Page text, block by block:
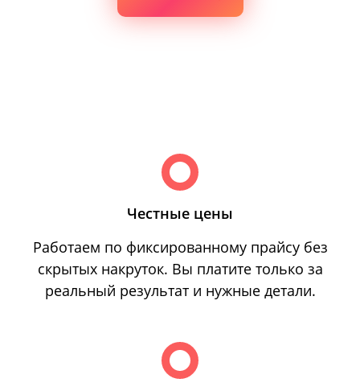
Честные цены
Работаем по фиксированному прайсу без
скрытых накруток. Вы платите только за
реальный результат и нужные детали.